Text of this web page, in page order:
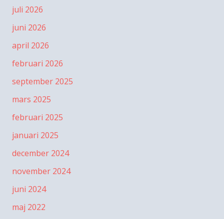
juli 2026
juni 2026
april 2026
februari 2026
september 2025
mars 2025
februari 2025
januari 2025
december 2024
november 2024
juni 2024
maj 2022